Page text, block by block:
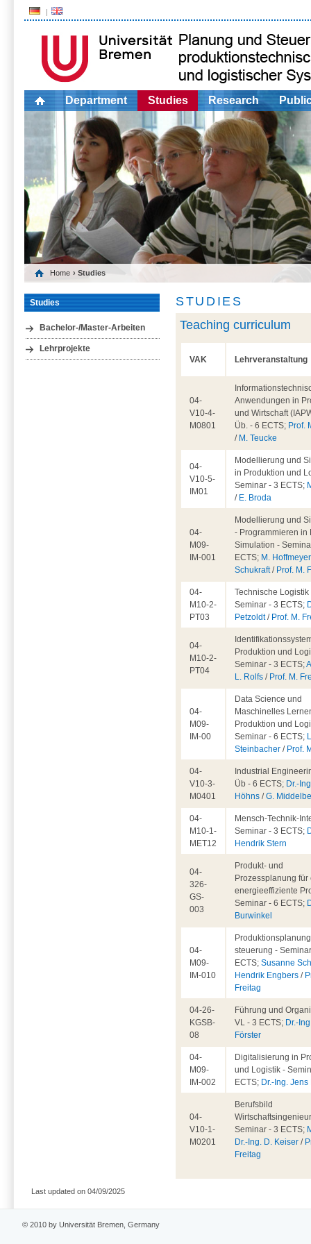
Department Studies Research
Home › Studies
Studies
Bachelor-/Master-Arbeiten
Lehrprojekte
STUDIES
Teaching curriculum
VAK Lehrveranstaltung
04-
V10-4-
M0801
Anwendungen in
und Wirtschaft
Üb. - 6 ECTS; Prof.
/ M. Teucke
04-
V10-5-
IM01
Modellierung und
in Produktion und
Seminar - 3 ECTS;
/ E. Broda
04-
M09-
IM-001
Modellierung und
- Programmieren in
Simulation -
ECTS; M. Hoffmeyer
Schukraft/ Prof. M.
04-
M10-2-
PT03
Technische Logistik
Seminar - 3 ECTS;
Petzoldt/ Prof. M.
04-
M10-2-
PT04
Produktion und
Seminar - 3 ECTS;
L. Rolfs / Prof. M.
04-
M09-
IM-00
Data Science und
Maschinelles
Produktion und
Seminar - 6 ECTS;
Steinbacher / Prof.
04-
V10-3-
M0401
Industrial
Üb - 6 ECTS; Dr.-
Höhns /G.
04-
M10-1-
MET12
Mensch-Technik-
Seminar - 3 ECTS;
Hendrik Stern
04-
326-
GS-
003
Produkt- und
Prozessplanung für
energieeffiziente
Seminar - 6 ECTS;
Burwinkel
04-
M09-
IM-010
steuerung -
ECTS;Susanne
Hendrik Engbers /
Freitag
04-26-
KGSB-
08
Führung und
VL - 3 ECTS; Dr.-
Förster
04-
M09-
IM-002
Digitalisierung in
und Logistik -
ECTS; Dr.-Ing. Jens
04-
V10-1-
M0201
Berufsbild
Seminar - 3 ECTS;
Dr.-Ing. D. Keiser /
Freitag
Last updated on 04/09/2025
© 2010 by Universität Bremen, Germany